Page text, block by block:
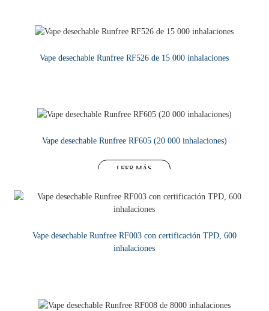
Vape desechable Runfree RF526 de 15 000 inhalaciones
Vape desechable Runfree RF605 (20 000 inhalaciones)
LEER MÁS
Vape desechable Runfree RF003 con certificación TPD, 600
inhalaciones